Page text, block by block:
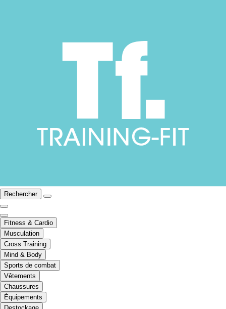
Rechercher
Fitness & Cardio
Musculation
Cross Training
Mind & Body
Sports de combat
Vêtements
Chaussures
Équipements